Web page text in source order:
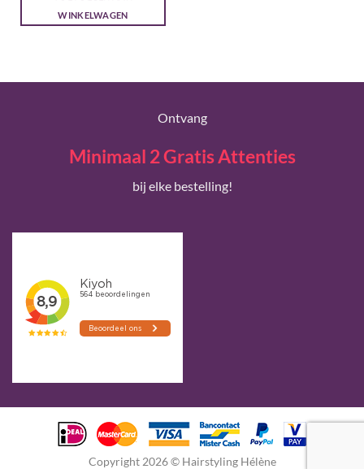
WINKELWAGEN
Ontvang
Minimaal 2 Gratis Attenties
bij elke bestelling!
Copyright 2026 © Hairstyling Hélène